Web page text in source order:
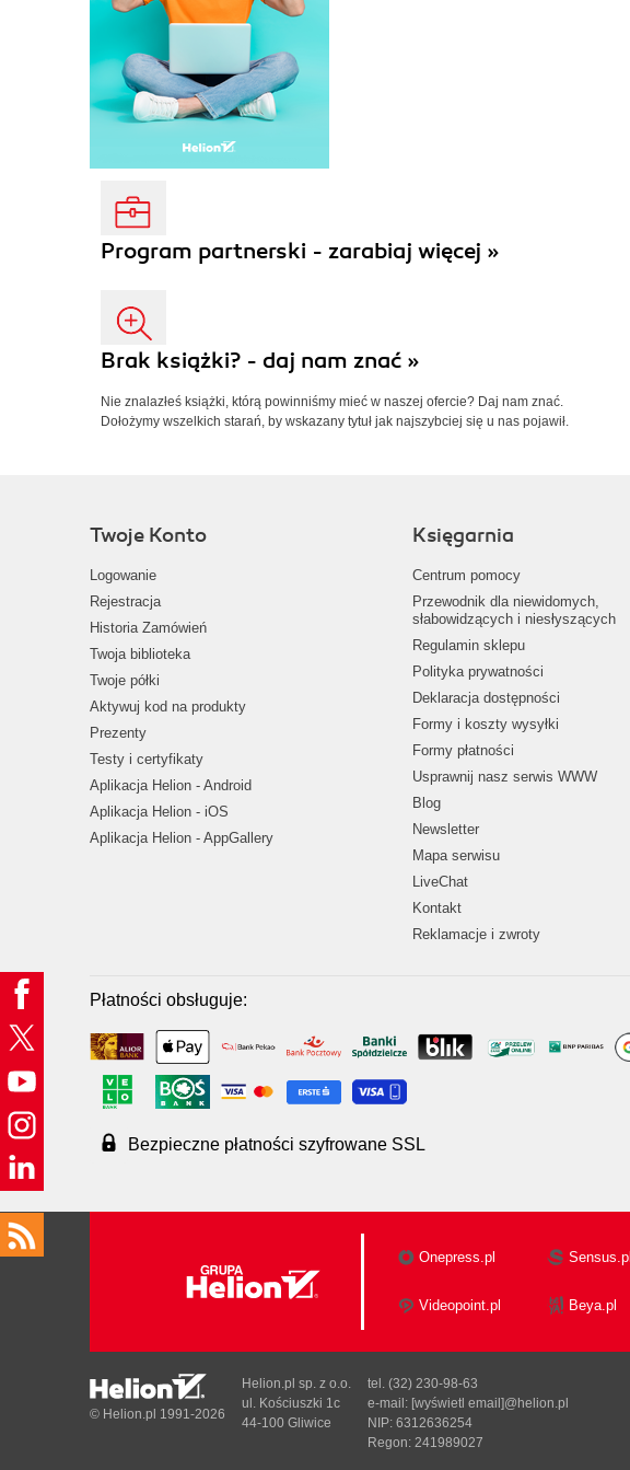
Program partnerski - zarabiaj więcej »
Brak książki? - daj nam znać »
Nie znalazłeś książki, którą powinniśmy mieć w naszej ofercie? Daj nam znać.
Dołożymy wszelkich starań, by wskazany tytuł jak najszybciej się u nas pojawił.
Twoje Konto
Logowanie
Rejestracja
Historia Zamówień
Twoja biblioteka
Twoje półki
Aktywuj kod na produkty
Prezenty
Testy i certyfikaty
Aplikacja Helion - Android
Aplikacja Helion - iOS
Aplikacja Helion - AppGallery
Księgarnia
Centrum pomocy
Przewodnik dla niewidomych,
słabowidzących i niesłyszących
Regulamin sklepu
Polityka prywatności
Deklaracja dostępności
Formy i koszty wysyłki
Formy płatności
Usprawnij nasz serwis WWW
Blog
Newsletter
Mapa serwisu
LiveChat
Kontakt
Reklamacje i zwroty
Płatności obsługuje:
Bezpieczne płatności szyfrowane SSL
Onepress.pl Sensus.pl
Videopoint.pl Beya.pl
© Helion.pl 1991-2026
Helion.pl sp. z o.o.
ul. Kościuszki 1c
44-100 Gliwice
tel. (32) 230-98-63
e-mail: [wyświetl email]@helion.pl
NIP: 6312636254
Regon: 241989027